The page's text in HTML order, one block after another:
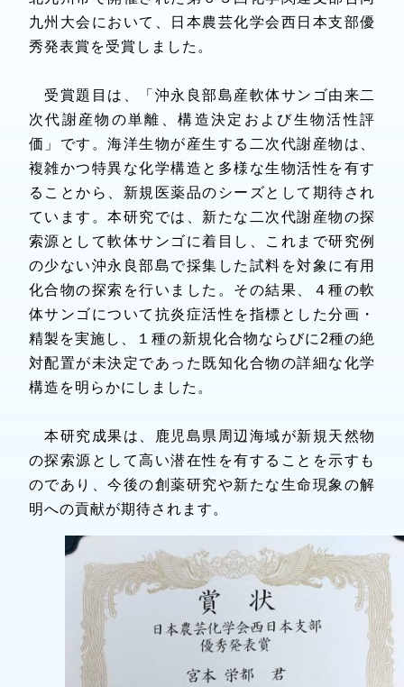
九州大会において、日本農芸化学会西日本支部優
秀発表賞を受賞しました。
受賞題目は、「沖永良部島産軟体サンゴ由来二
次代謝産物の単離、構造決定および生物活性評
価」です。海洋生物が産生する二次代謝産物は、
複雑かつ特異な化学構造と多様な生物活性を有す
ることから、新規医薬品のシーズとして期待され
ています。本研究では、新たな二次代謝産物の探
索源として軟体サンゴに着目し、これまで研究例
の少ない沖永良部島で採集した試料を対象に有用
化合物の探索を行いました。その結果、４種の軟
体サンゴについて抗炎症活性を指標とした分画・
精製を実施し、１種の新規化合物ならびに2種の絶
対配置が未決定であった既知化合物の詳細な化学
構造を明らかにしました。
本研究成果は、鹿児島県周辺海域が新規天然物
の探索源として高い潜在性を有することを示すも
のであり、今後の創薬研究や新たな生命現象の解
明への貢献が期待されます。